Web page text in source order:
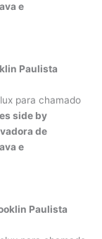
e
Paulista
para chamado
side by
de
e
Paulista